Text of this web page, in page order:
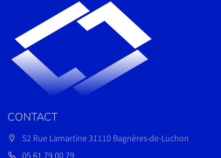
CONTACT
52 Rue Lamartine 31110 Bagnères-de-Luchon
05 61 79 00 79